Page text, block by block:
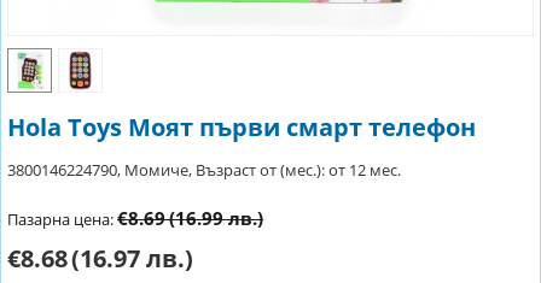
Hola Toys Моят първи смарт телефон
3800146224790, Момиче, Възраст от (мес.): от 12 мес.
Пазарна цена:€8.69(16.99 лв.)
€8.68(16.97 лв.)